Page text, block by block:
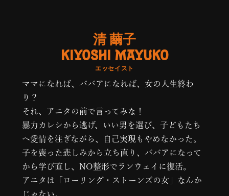
清 繭子
KIYOSHI MAYUKO
エッセイスト
ママになれば、ババアになれば、女の人生終わ
り？
それ、アニタの前で言ってみな！
暴力カレシから逃げ、いい男を選び、子どもたち
へ愛情を注ぎながら、自己実現もやめなかった。
子を喪った悲しみから立ち直り、ババアになって
から学び直し、NO整形でランウェイに復活。
アニタは「ローリング・ストーンズの女」なんか
じゃない。